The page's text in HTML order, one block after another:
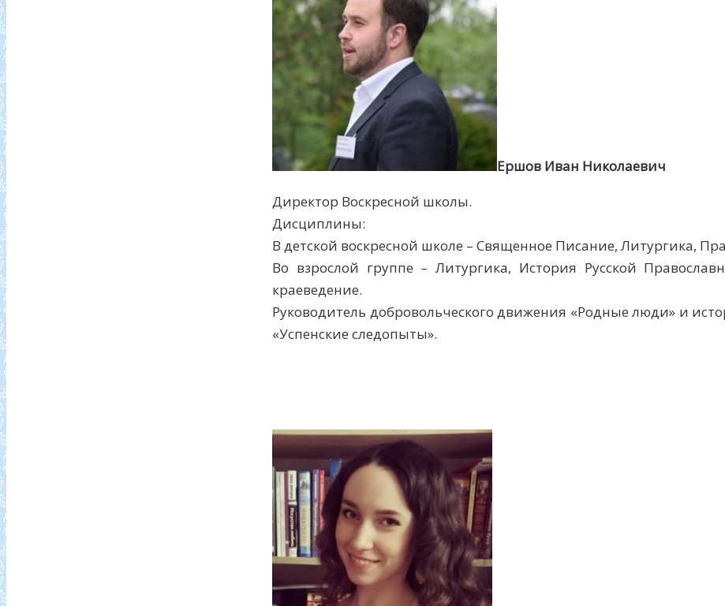
Ершов Иван Николаевич
Директор Воскресной школы.
Дисциплины:
В детской воскресной школе – Священное Писание, Литургика,
Во взрослой группе – Литургика, История Русской
краеведение.
Руководитель добровольческого движения «Родные люди» и
«Успенские следопыты».